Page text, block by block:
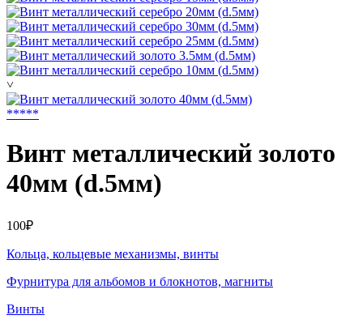
˅
*****
Винт металлический золото
40мм (d.5мм)
100₽
Кольца, кольцевые механизмы, винты
Фурнитура для альбомов и блокнотов, магниты
Винты